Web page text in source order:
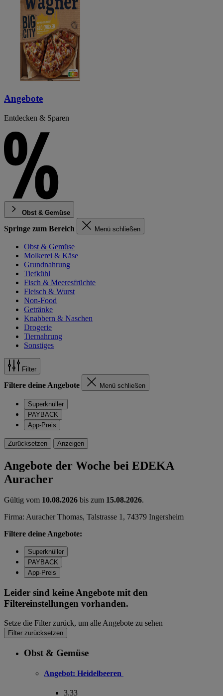
Angebote
Entdecken & Sparen
Obst & Gemüse
Springe zum Bereich Menü schließen
Obst & Gemüse
Molkerei & Käse
Grundnahrung
Tiefkühl
Fisch & Meeresfrüchte
Fleisch & Wurst
Non-Food
Getränke
Knabbern & Naschen
Drogerie
Tiernahrung
Sonstiges
Filter
Filtere deine Angebote Menü schließen
Superknüller
PAYBACK
App-Preis
Zurücksetzen Anzeigen
Angebote der Woche bei EDEKA
Auracher
Gültig vom 10.08.2026 bis zum 15.08.2026.
Firma: Auracher Thomas, Talstrasse 1, 74379 Ingersheim
Filtere deine Angebote:
Superknüller
PAYBACK
App-Preis
Leider sind keine Angebote mit den
Filtereinstellungen vorhanden.
Setze die Filter zurück, um alle Angebote zu sehen
Filter zurücksetzen
Obst & Gemüse
Angebot: Heidelbeeren
3.33